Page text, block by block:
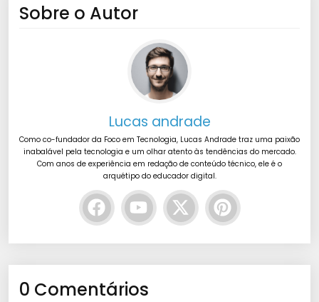
Sobre o Autor
Lucas andrade
Como co-fundador da Foco em Tecnologia, Lucas Andrade traz uma paixão
inabalável pela tecnologia e um olhar atento às tendências do mercado.
Com anos de experiência em redação de conteúdo técnico, ele é o
arquétipo do educador digital.
0 Comentários